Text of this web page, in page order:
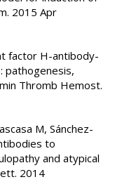
2015 Apr
factor H-antibody-
pathogenesis,
Thromb Hemost.
M, Sánchez-
to
and atypical
2014